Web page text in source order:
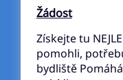
Žádost
Získejte tu
pomohli,
bydliště